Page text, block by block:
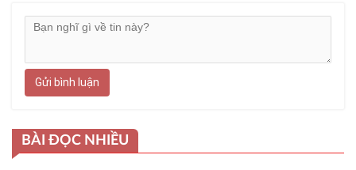
Gửi bình luận
BÀI ĐỌC NHIỀU